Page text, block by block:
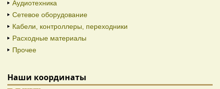
Аудиотехника
Сетевое оборудование
Кабели, контроллеры, переходники
Расходные материалы
Прочее
Наши координаты